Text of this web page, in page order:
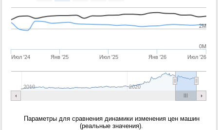
Июл '24 Янв '25 Июл '25 Янв '26 Июл '26
2010 2020
2M
0M
Параметры для сравнения динамики изменения цен машин
(реальные значения).